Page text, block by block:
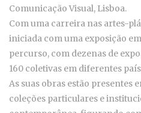
Comunicação Visual, Lisboa.
Com uma carreira nas artes-
iniciada com uma exposição
percurso, com dezenas de
160 coletivas em diferentes
As suas obras estão presentes
coleções particulares e